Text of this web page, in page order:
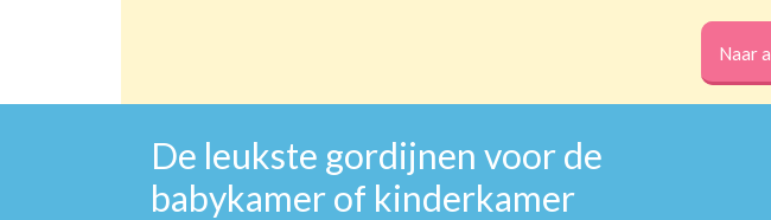
Naar
De leukste gordijnen voor de
babykamer of kinderkamer